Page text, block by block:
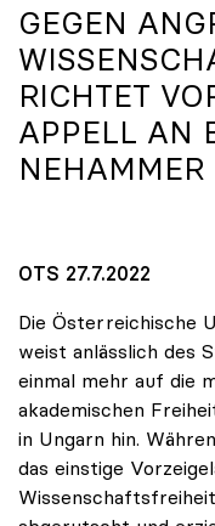
GEGEN
RICHTET
APPELL AN
NEHAMMER
OTS 27.7.2022
Die Österreichische
weist anlässlich des
einmal mehr auf die
akademischen
in Ungarn hin.
das einstige